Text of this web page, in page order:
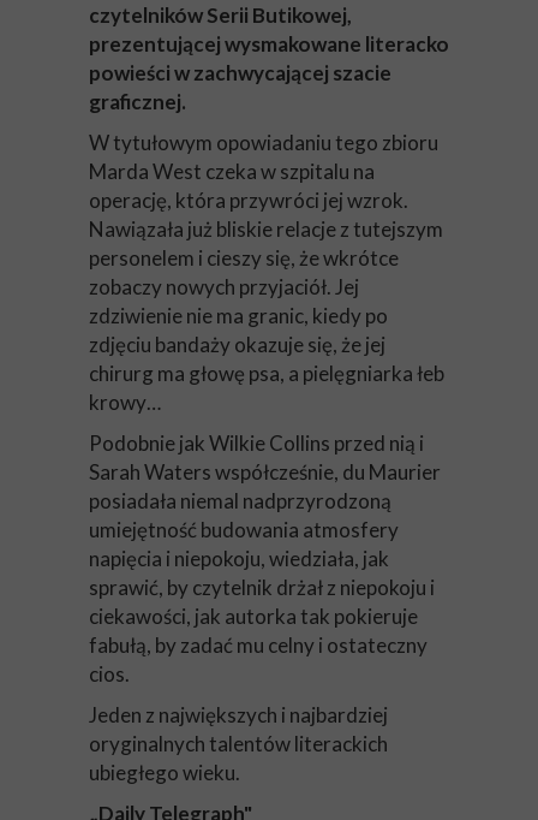
czytelników Serii Butikowej,
prezentującej wysmakowane literacko
powieści w zachwycającej szacie
graficznej.
W tytułowym opowiadaniu tego zbioru
Marda West czeka w szpitalu na
operację, która przywróci jej wzrok.
Nawiązała już bliskie relacje z tutejszym
personelem i cieszy się, że wkrótce
zobaczy nowych przyjaciół. Jej
zdziwienie nie ma granic, kiedy po
zdjęciu bandaży okazuje się, że jej
chirurg ma głowę psa, a pielęgniarka łeb
krowy…
Podobnie jak Wilkie Collins przed nią i
Sarah Waters współcześnie, du Maurier
posiadała niemal nadprzyrodzoną
umiejętność budowania atmosfery
napięcia i niepokoju, wiedziała, jak
sprawić, by czytelnik drżał z niepokoju i
ciekawości, jak autorka tak pokieruje
fabułą, by zadać mu celny i ostateczny
cios.
Jeden z największych i najbardziej
oryginalnych talentów literackich
ubiegłego wieku.
„Daily Telegraph"